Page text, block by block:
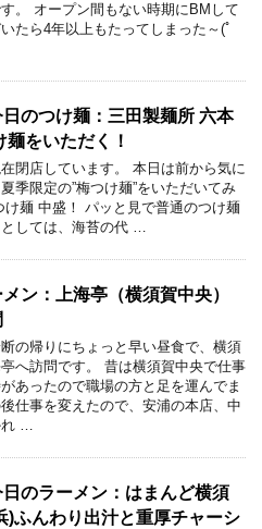
。 オープン間もない時期にBMして
たら4年以上もたってしまった～(ﾟ
日のつけ麺：三田製麺所 六本
麺をいただく！
閉店しています。 本日は前から気に
季限定の”梅つけ麺”をいただいてみ
け麺 中盛！ パッと見で普通のつけ麺
としては、海苔の代 …
ン：上海亭（横須賀中央）
の帰りにちょっと早い昼食で、横須
へ訪問です。 昔は横須賀中央で仕事
あったので職場の方と足を運んでま
仕事を変えたので、安浦の本店、中
れ …
日のラーメン：はまんど横須
)ふんわり出汁と重厚チャーシ